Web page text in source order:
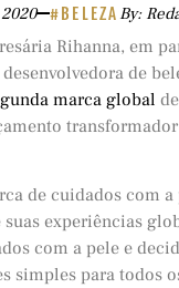
#BELEZA By:
Rihanna, em
de
marca global de
de cuidados com
experiências
com a pele e
simples para todos